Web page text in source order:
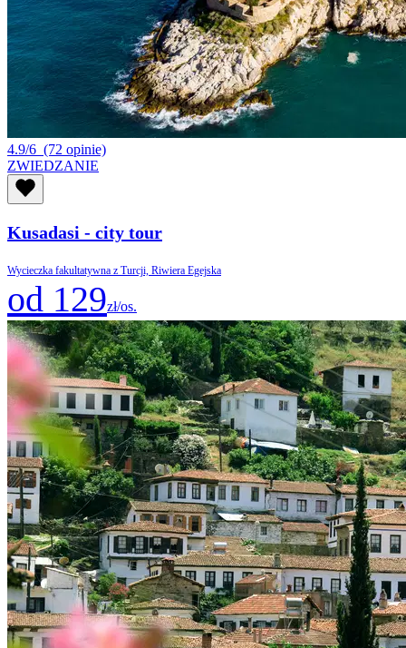
4.9/6 (72 opinie)
ZWIEDZANIE
Kusadasi - city tour
Wycieczka fakultatywna z Turcji, Riwiera Egejska
od 129zł/os.